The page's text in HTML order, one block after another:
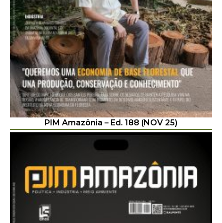
PIM Amazônia – Ed. 188 (NOV 25)